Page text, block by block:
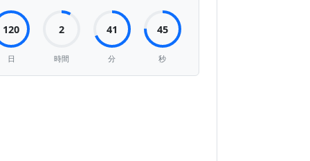
120
日
2
時間
41
分
46
秒